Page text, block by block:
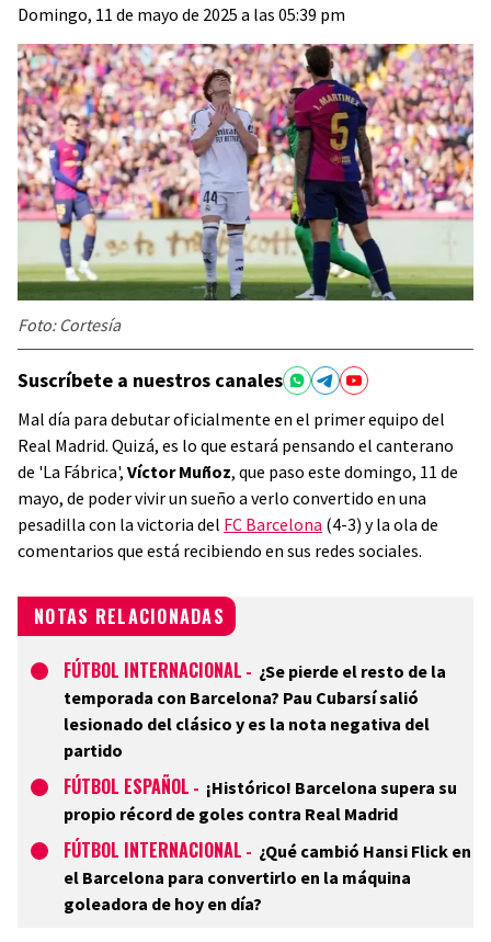
Domingo, 11 de mayo de 2025 a las 05:39 pm
Foto: Cortesía
Suscríbete a nuestros canales
Mal día para debutar oficialmente en el primer equipo del
Real Madrid. Quizá, es lo que estará pensando el canterano
de 'La Fábrica', Víctor Muñoz, que paso este domingo, 11 de
mayo, de poder vivir un sueño a verlo convertido en una
pesadilla con la victoria del FC Barcelona (4-3) y la ola de
comentarios que está recibiendo en sus redes sociales.
NOTAS RELACIONADAS
FÚTBOL INTERNACIONAL - ¿Se pierde el resto de la
temporada con Barcelona? Pau Cubarsí salió
lesionado del clásico y es la nota negativa del
partido
FÚTBOL ESPAÑOL - ¡Histórico! Barcelona supera su
propio récord de goles contra Real Madrid
FÚTBOL INTERNACIONAL - ¿Qué cambió Hansi Flick en
el Barcelona para convertirlo en la máquina
goleadora de hoy en día?